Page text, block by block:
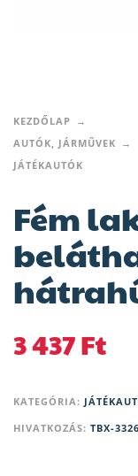
KEZDŐLAP
AUTÓK, JÁRMŰVEK
JÁTÉKAUTÓK
Fém
3 437Ft
KATEGÓRIA:
HIVATKOZÁS: TBX-3326